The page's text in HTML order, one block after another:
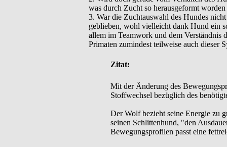
was durch Zucht so herausgeformt
3. War die Zuchtauswahl des Hundes
geblieben, wohl vielleicht dank Hund ein
allem im Teamwork und dem Verständnis
Primaten zumindest teilweise auch dieser
Zitat:
Mit der Änderung des
Stoffwechsel bezüglich des
Der Wolf bezieht seine Energie zu
seinen Schlittenhund, "den
Bewegungsprofilen passt eine